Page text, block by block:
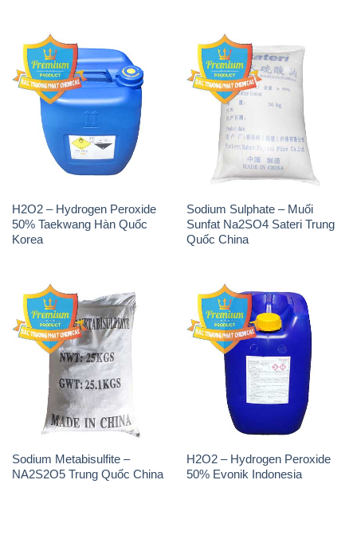
H2O2 – Hydrogen Peroxide
50% Taekwang Hàn Quốc
Korea
Sodium Sulphate – Muối
Sunfat Na2SO4 Sateri Trung
Quốc China
Sodium Metabisulfite –
NA2S2O5 Trung Quốc China
H2O2 – Hydrogen Peroxide
50% Evonik Indonesia